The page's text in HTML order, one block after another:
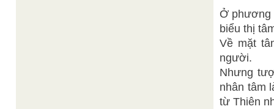
Ở phương
biểu thị
Về mặt
người.
Nhưng
nhân tâm
từ Thiên